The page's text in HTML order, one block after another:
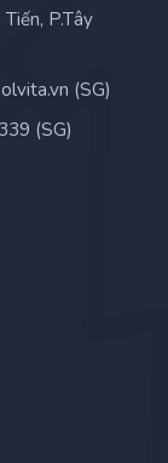
P.Tây
(SG)
(SG)